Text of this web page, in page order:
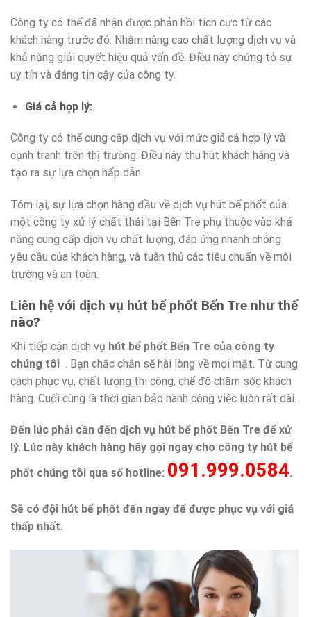
Công ty có thể đã nhận được phản hồi tích cực từ các
khách hàng trước đó. Nhằm nâng cao chất lượng dịch vụ và
khả năng giải quyết hiệu quả vấn đề. Điều này chứng tỏ sự
uy tín và đáng tin cậy của công ty.
Giá cả hợp lý:
Công ty có thể cung cấp dịch vụ với mức giá cả hợp lý và
cạnh tranh trên thị trường. Điều này thu hút khách hàng và
tạo ra sự lựa chọn hấp dẫn.
Tóm lại, sự lựa chọn hàng đầu về dịch vụ hút bể phốt của
một công ty xử lý chất thải tại Bến Tre phụ thuộc vào khả
năng cung cấp dịch vụ chất lượng, đáp ứng nhanh chóng
yêu cầu của khách hàng, và tuân thủ các tiêu chuẩn về môi
trường và an toàn.
Liên hệ với dịch vụ hút bể phốt Bến Tre như thế
nào?
Khi tiếp cận dịch vụ hút bể phốt Bến Tre của công ty
chúng tôi
. Bạn chắc chắn sẽ hài lòng về mọi mặt. Từ cung
cách phục vụ, chất lượng thi công, chế độ chăm sóc khách
hàng. Cuối cùng là thời gian bảo hành công việc luôn rất dài.
Đến lúc phải cần đến dịch vụ hút bể phốt Bến Tre để xử
lý. Lúc này khách hàng hãy gọi ngay cho công ty hút bể
phốt chúng tôi qua số hotline: 091.999.0584.
Sẽ có đội hút bể phốt đến ngay để được phục vụ với giá
thấp nhất.